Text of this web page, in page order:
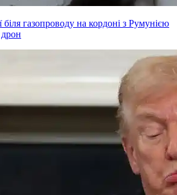
біля газопроводу на кордоні з Румунією